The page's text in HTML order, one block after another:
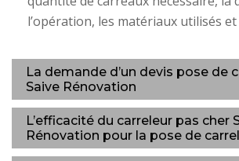
l’opération, les matériaux utilisés
La demande d’un devis pose de
Saive Rénovation
L’efficacité du carreleur pas cher
Rénovation pour la pose de